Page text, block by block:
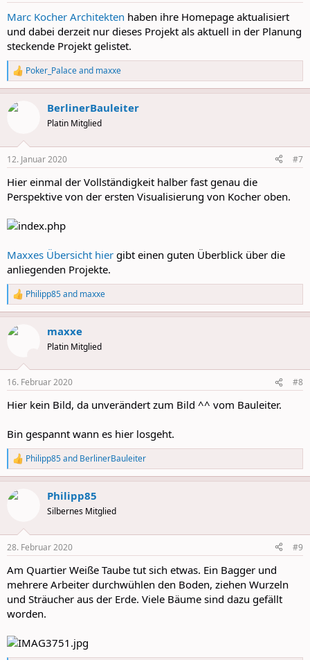
Marc Kocher Architekten haben ihre Homepage aktualisiert
und dabei derzeit nur dieses Projekt als aktuell in der Planung
steckende Projekt gelistet.
R
e
a
c
s
Poker_Palaceand maxxe
BerlinerBauleiter
Platin Mitglied
12. Januar 2020 #7
Hier einmal der Vollständigkeit halber fast genau die
Perspektive von der ersten Visualisierung von Kocher oben.
Maxxes Übersicht hier gibt einen guten Überblick über die
anliegenden Projekte.
R
e
a
c
s
Philipp85and maxxe
maxxe
Platin Mitglied
16. Februar 2020 #8
Hier kein Bild, da unverändert zum Bild ^^ vom Bauleiter.
Bin gespannt wann es hier losgeht.
R
e
a
c
s
Philipp85and BerlinerBauleiter
Philipp85
Silbernes Mitglied
28. Februar 2020 #9
Am Quartier Weiße Taube tut sich etwas. Ein Bagger und
mehrere Arbeiter durchwühlen den Boden, ziehen Wurzeln
und Sträucher aus der Erde. Viele Bäume sind dazu gefällt
worden.